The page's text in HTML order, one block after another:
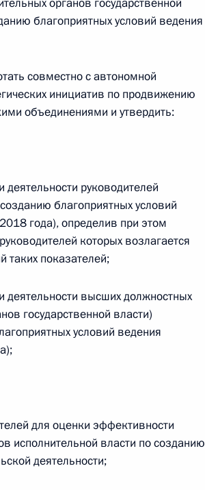
Конвенцию
детей на 2012–
ФРГ Ангелой
федерального
9
благоприятных условий ведения
совместно с автономной
инициатив по продвижению
объединениями и утвердить:
руководителей
благоприятных условий
года), определив при этом
которых возлагается
таких показателей;
деятельности высших должностных
государственной власти)
условий ведения
для оценки эффективности
исполнительной власти по созданию
деятельности;